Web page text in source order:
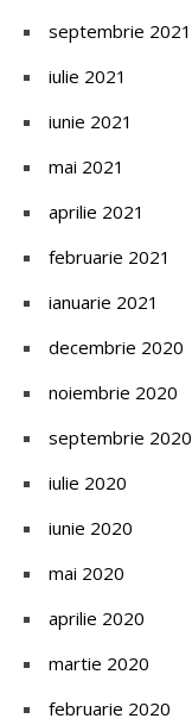
septembrie 2021
iulie 2021
iunie 2021
mai 2021
aprilie 2021
februarie 2021
ianuarie 2021
decembrie 2020
noiembrie 2020
septembrie 2020
iulie 2020
iunie 2020
mai 2020
aprilie 2020
martie 2020
februarie 2020